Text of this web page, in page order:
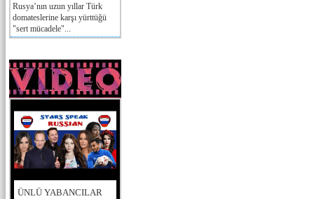
Rusya’nın uzun yıllar Türk
domateslerine karşı yürttüğü
"sert mücadele"...
ÜNLÜ YABANCILAR